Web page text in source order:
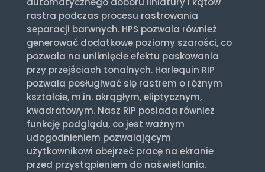
rastra podczas procesu rastrowania
separacji barwnych. HPS pozwala również
generować dodatkowe poziomy szarości, co
pozwala na uniknięcie efektu paskowania
przy przejściach tonalnych. Harlequin RIP
pozwala posługiwać się rastrem o różnym
kształcie, m.in. okrągłym, eliptycznym,
kwadratowym. Nasz RIP posiada również
funkcję podglądu, co jest ważnym
udogodnieniem pozwalającym
użytkownikowi obejrzeć pracę na ekranie
przed przystąpieniem do naświetlania.